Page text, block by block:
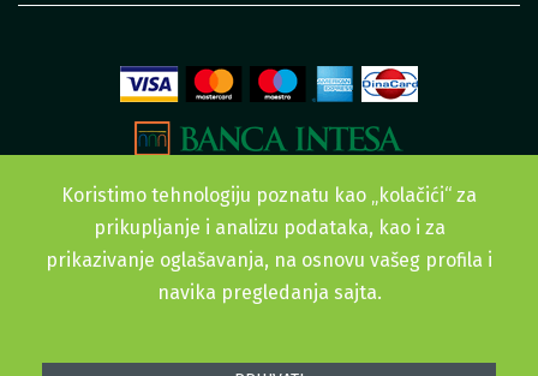
Sva prava zadržana. © 2015-2022 Urban Garden doo
Koristimo tehnologiju poznatu kao „kolačići“ za
prikupljanje i analizu podataka, kao i za
prikazivanje oglašavanja, na osnovu vašeg profila i
navika pregledanja sajta.